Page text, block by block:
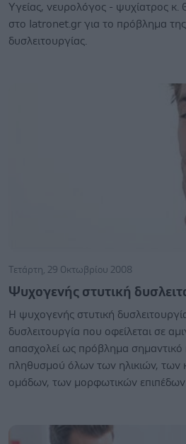
Υγείας, νευρολόγος - ψυχίατρος κ.
στο Iatronet.gr για το πρόβλημα της
δυσλειτουργίας.
Τετάρτη, 29 Οκτωβρίου 2008
Ψυχογενής στυτική
Η ψυχογενής στυτική
δυσλειτουργία που οφείλεται σε
απασχολεί ως πρόβλημα
πληθυσμού όλων των ηλικιών, των
ομάδων, των μορφωτικών επιπέδων